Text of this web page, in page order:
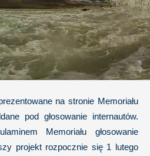
na stronie Memoriału
pod głosowanie internautów.
Memoriału głosowanie
projekt rozpocznie się 1 lutego